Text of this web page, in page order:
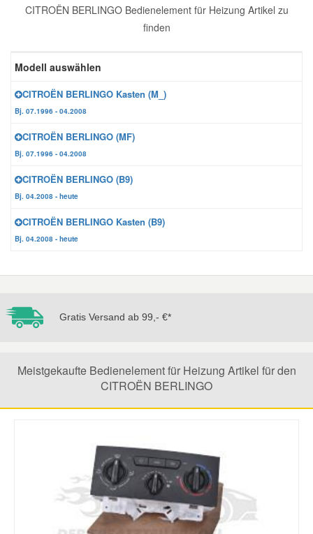
CITROËN BERLINGO Bedienelement für Heizung Artikel zu
finden
Modell auswählen
CITROËN BERLINGO Kasten (M_)
Bj. 07.1996 - 04.2008
CITROËN BERLINGO (MF)
Bj. 07.1996 - 04.2008
CITROËN BERLINGO (B9)
Bj. 04.2008 - heute
CITROËN BERLINGO Kasten (B9)
Bj. 04.2008 - heute
Gratis Versand ab 99,- €*
Meistgekaufte Bedienelement für Heizung Artikel für den
CITROËN BERLINGO
Zündanlage und Glühanlage
Karosserie Werkzeug
Werkstattbedarf
Winter-Autozubehör
Daihatsu Ersatzteile
Honda Ersatzteile
Hyundai Ersatzteile
Jeep Ersatzteile
Mercedes Ersatzteile
Mitsubishi Ersatzteile
Nissan Ersatzteile